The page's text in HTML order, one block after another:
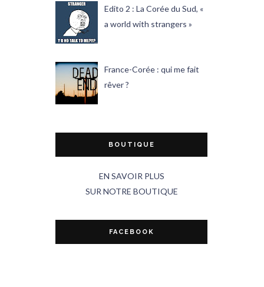
Edito 2 : La Corée du Sud, «
a world with strangers »
France-Corée : qui me fait
rêver ?
BOUTIQUE
EN SAVOIR PLUS
SUR NOTRE BOUTIQUE
FACEBOOK